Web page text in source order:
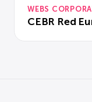
WEBS
CEBR Red